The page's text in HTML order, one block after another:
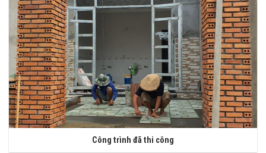
Công trình đã thi công